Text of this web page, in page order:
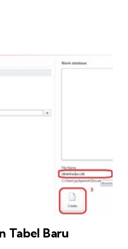
Tabel Baru